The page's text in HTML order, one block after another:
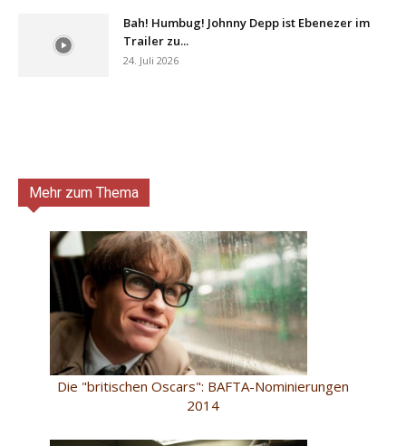
Bah! Humbug! Johnny Depp ist Ebenezer im
Trailer zu...
24. Juli 2026
Mehr zum Thema
Die "britischen Oscars": BAFTA-Nominierungen
2014